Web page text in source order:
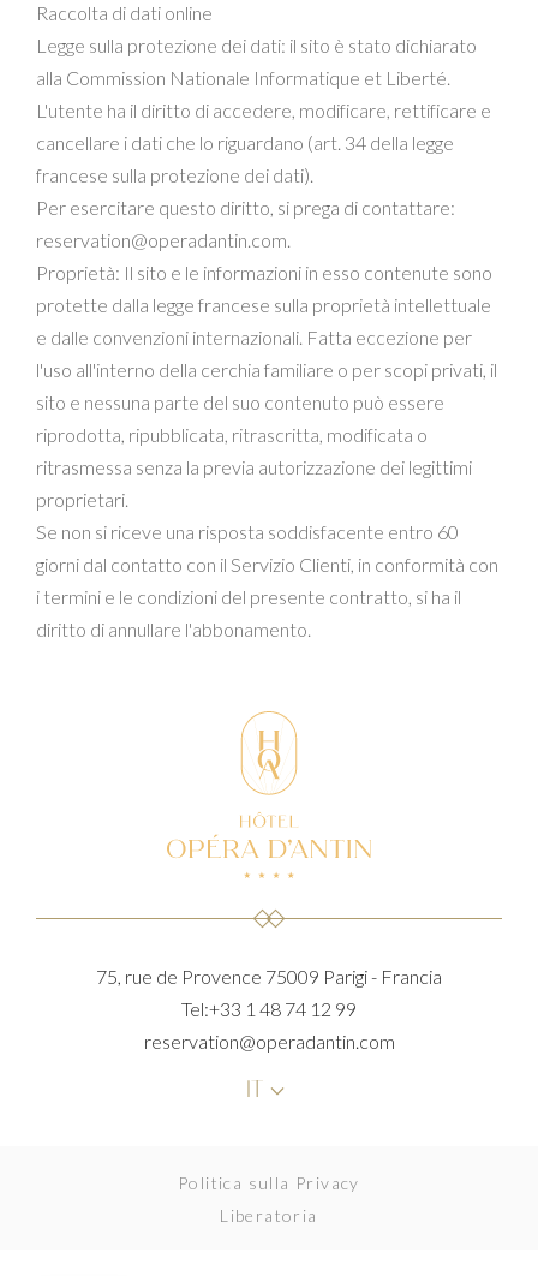
Raccolta di dati online
Legge sulla protezione dei dati: il sito è stato dichiarato
alla Commission Nationale Informatique et Liberté.
L'utente ha il diritto di accedere, modificare, rettificare e
cancellare i dati che lo riguardano (art. 34 della legge
francese sulla protezione dei dati).
Per esercitare questo diritto, si prega di contattare:
reservation@operadantin.com.
Proprietà: Il sito e le informazioni in esso contenute sono
protette dalla legge francese sulla proprietà intellettuale
e dalle convenzioni internazionali. Fatta eccezione per
l'uso all'interno della cerchia familiare o per scopi privati, il
sito e nessuna parte del suo contenuto può essere
riprodotta, ripubblicata, ritrascritta, modificata o
ritrasmessa senza la previa autorizzazione dei legittimi
proprietari.
Se non si riceve una risposta soddisfacente entro 60
giorni dal contatto con il Servizio Clienti, in conformità con
i termini e le condizioni del presente contratto, si ha il
diritto di annullare l'abbonamento.
75, rue de Provence 75009 Parigi - Francia
Tel:+33 1 48 74 12 99
reservation@operadantin.com
keyboard_arrow_down
Politica sulla Privacy
Liberatoria